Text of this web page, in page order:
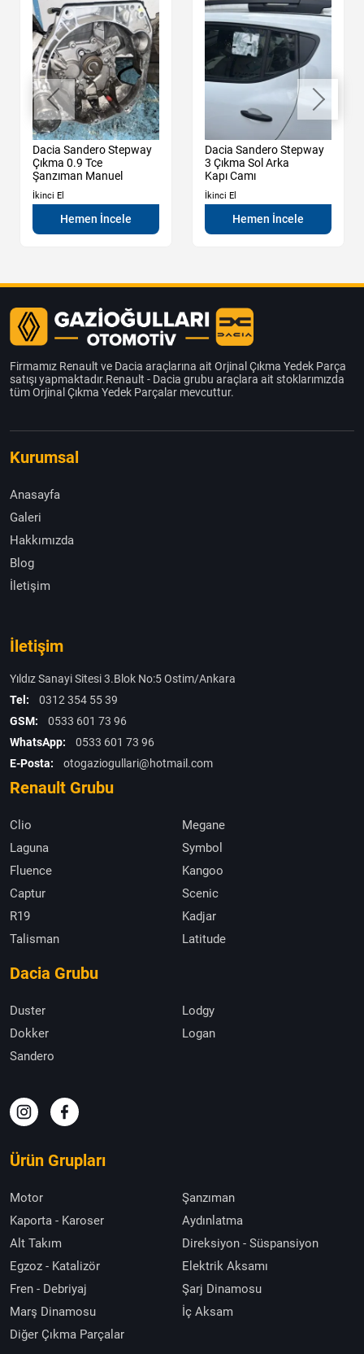
Dacia Sandero Stepway
Çıkma 0.9 Tce
Şanzıman Manuel
İkinci El
Hemen İncele
Dacia Sandero Stepway
3 Çıkma Sol Arka
Kapı Camı
İkinci El
Hemen İncele
Firmamız Renault ve Dacia araçlarına ait Orjinal Çıkma Yedek Parça
satışı yapmaktadır.Renault - Dacia grubu araçlara ait stoklarımızda
tüm Orjinal Çıkma Yedek Parçalar mevcuttur.
Kurumsal
Anasayfa
Galeri
Hakkımızda
Blog
İletişim
İletişim
Yıldız Sanayi Sitesi 3.Blok No:5 Ostim/Ankara
Tel:
0312 354 55 39
GSM:
0533 601 73 96
WhatsApp:
0533 601 73 96
E-Posta:
otogaziogullari@hotmail.com
Renault Grubu
Clio
Megane
Laguna
Symbol
Fluence
Kangoo
Captur
Scenic
R19
Kadjar
Talisman
Latitude
Dacia Grubu
Duster
Lodgy
Dokker
Logan
Sandero
Ürün Grupları
Motor
Şanzıman
Kaporta - Karoser
Aydınlatma
Alt Takım
Direksiyon - Süspansiyon
Egzoz - Katalizör
Elektrik Aksamı
Fren - Debriyaj
Şarj Dinamosu
Marş Dinamosu
İç Aksam
Diğer Çıkma Parçalar